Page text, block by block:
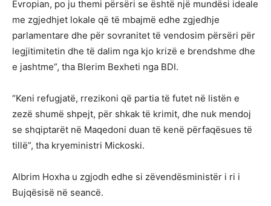
Evropian, po ju themi përsëri se është një mundësi ideale
me zgjedhjet lokale që të mbajmë edhe zgjedhje
parlamentare dhe për sovranitet të vendosim përsëri për
legjitimitetin dhe të dalim nga kjo krizë e brendshme dhe
e jashtme”, tha Blerim Bexheti nga BDI.
“Keni refugjatë, rrezikoni që partia të futet në listën e
zezë shumë shpejt, për shkak të krimit, dhe nuk mendoj
se shqiptarët në Maqedoni duan të kenë përfaqësues të
tillë”, tha kryeministri Mickoski.
Albrim Hoxha u zgjodh edhe si zëvendësministër i ri i
Bujqësisë në seancë.